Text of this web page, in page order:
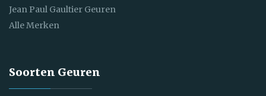
Jean Paul Gaultier Geuren
Alle Merken
Soorten Geuren